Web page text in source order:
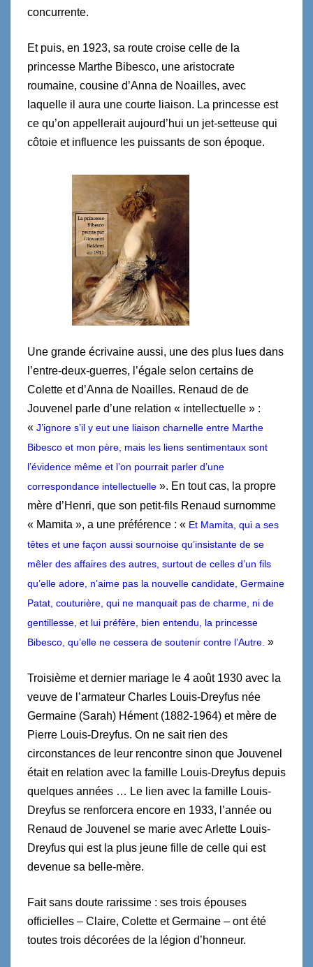
concurrente.
Et puis, en 1923, sa route croise celle de la
princesse Marthe Bibesco, une aristocrate
roumaine, cousine d’Anna de Noailles, avec
laquelle il aura une courte liaison. La princesse est
ce qu’on appellerait aujourd’hui un jet-setteuse qui
côtoie et influence les puissants de son époque.
Une grande écrivaine aussi, une des plus lues dans
l’entre-deux-guerres, l’égale selon certains de
Colette et d’Anna de Noailles. Renaud de de
Jouvenel parle d’une relation « intellectuelle » :
« J’ignore s’il y eut une liaison charnelle entre Marthe
Bibesco et mon père, mais les liens sentimentaux sont
l’évidence même et l’on pourrait parler d’une
correspondance intellectuelle ». En tout cas, la propre
mère d’Henri, que son petit-fils Renaud surnomme
« Mamita », a une préférence : « Et Mamita, qui a ses
têtes et une façon aussi sournoise qu’insistante de se
mêler des affaires des autres, surtout de celles d’un fils
qu’elle adore, n’aime pas la nouvelle candidate, Germaine
Patat, couturière, qui ne manquait pas de charme, ni de
gentillesse, et lui préfère, bien entendu, la princesse
Bibesco, qu’elle ne cessera de soutenir contre l’Autre. »
Troisième et dernier mariage le 4 août 1930 avec la
veuve de l’armateur Charles Louis-Dreyfus née
Germaine (Sarah) Hément (1882-1964) et mère de
Pierre Louis-Dreyfus. On ne sait rien des
circonstances de leur rencontre sinon que Jouvenel
était en relation avec la famille Louis-Dreyfus depuis
quelques années … Le lien avec la famille Louis-
Dreyfus se renforcera encore en 1933, l’année ou
Renaud de Jouvenel se marie avec Arlette Louis-
Dreyfus qui est la plus jeune fille de celle qui est
devenue sa belle-mère.
Fait sans doute rarissime : ses trois épouses
officielles – Claire, Colette et Germaine – ont été
toutes trois décorées de la légion d’honneur.